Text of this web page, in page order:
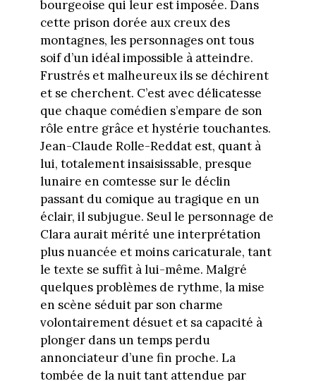
bourgeoise qui leur est imposée. Dans
cette prison dorée aux creux des
montagnes, les personnages ont tous
soif d’un idéal impossible à atteindre.
Frustrés et malheureux ils se déchirent
et se cherchent. C’est avec délicatesse
que chaque comédien s’empare de son
rôle entre grâce et hystérie touchantes.
Jean-Claude Rolle-Reddat est, quant à
lui, totalement insaisissable, presque
lunaire en comtesse sur le déclin
passant du comique au tragique en un
éclair, il subjugue. Seul le personnage de
Clara aurait mérité une interprétation
plus nuancée et moins caricaturale, tant
le texte se suffit à lui-même. Malgré
quelques problèmes de rythme, la mise
en scène séduit par son charme
volontairement désuet et sa capacité à
plonger dans un temps perdu
annonciateur d’une fin proche. La
tombée de la nuit tant attendue par